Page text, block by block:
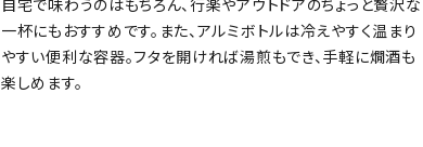
自宅で味わうのはもちろん、行楽やアウトドアのちょっと贅沢な
一杯にもおすすめです。また、アルミボトルは冷えやすく温まり
やすい便利な容器。フタを開ければ湯煎もでき、手軽に燗酒も
楽しめます。